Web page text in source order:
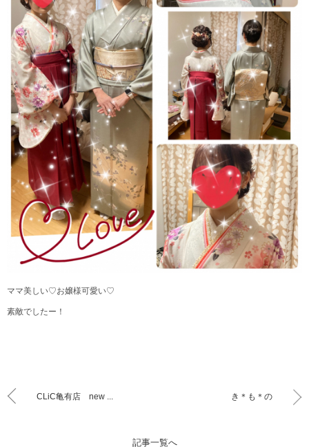
ママ美しい♡お嬢様可愛い♡
素敵でしたー！
CLiC亀有店 new ... き＊も＊の
記事一覧へ